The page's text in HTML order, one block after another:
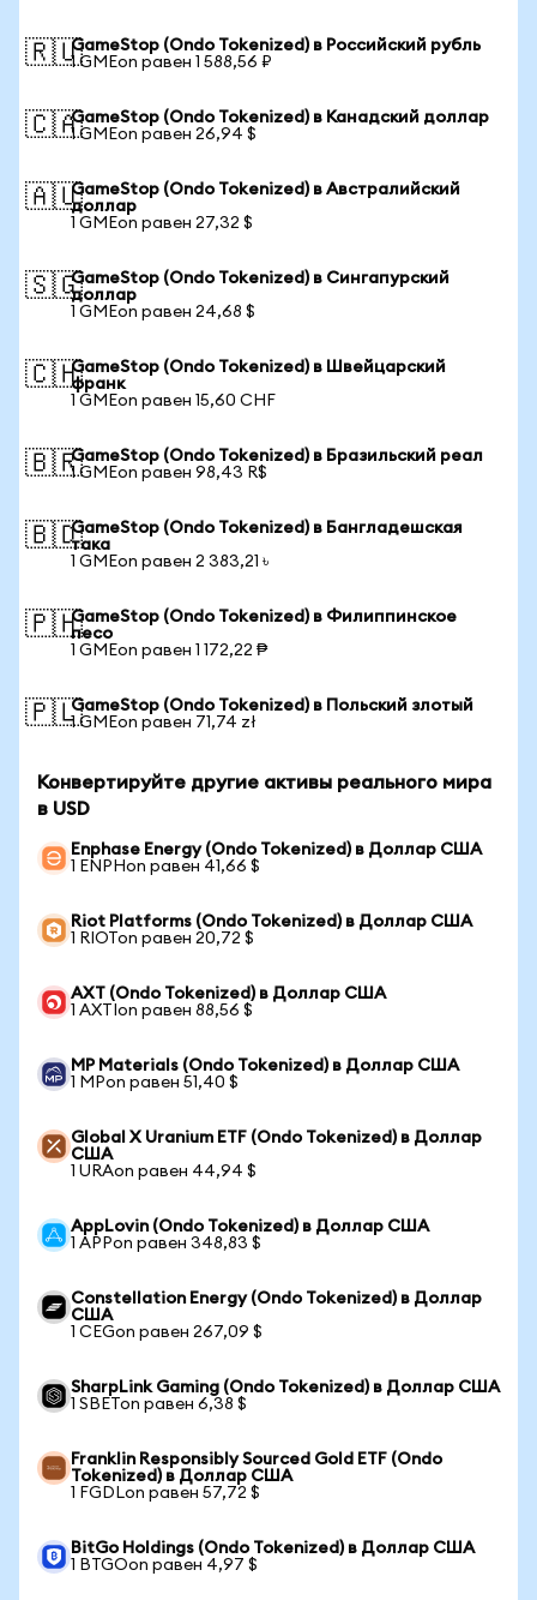
🇷🇺GameStop (Ondo Tokenized) в Российский рубль
1 GMEon равен 1 588,56 ₽
🇨🇦GameStop (Ondo Tokenized) в Канадский доллар
1 GMEon равен 26,94 $
🇦🇺GameStop (Ondo Tokenized) в Австралийский
доллар
1 GMEon равен 27,32 $
🇸🇬GameStop (Ondo Tokenized) в Сингапурский
доллар
1 GMEon равен 24,68 $
🇨🇭GameStop (Ondo Tokenized) в Швейцарский
франк
1 GMEon равен 15,60 CHF
🇧🇷GameStop (Ondo Tokenized) в Бразильский реал
1 GMEon равен 98,43 R$
🇧🇩GameStop (Ondo Tokenized) в Бангладешская
така
1 GMEon равен 2 383,21 ৳
🇵🇭GameStop (Ondo Tokenized) в Филиппинское
песо
1 GMEon равен 1 172,22 ₱
🇵🇱GameStop (Ondo Tokenized) в Польский злотый
1 GMEon равен 71,74 zł
Конвертируйте другие активы реального мира
в USD
Enphase Energy (Ondo Tokenized) в Доллар США
1 ENPHon равен 41,66 $
Riot Platforms (Ondo Tokenized) в Доллар США
1 RIOTon равен 20,72 $
AXT (Ondo Tokenized) в Доллар США
1 AXTIon равен 88,56 $
MP Materials (Ondo Tokenized) в Доллар США
1 MPon равен 51,40 $
Global X Uranium ETF (Ondo Tokenized) в Доллар
США
1 URAon равен 44,94 $
AppLovin (Ondo Tokenized) в Доллар США
1 APPon равен 348,83 $
Constellation Energy (Ondo Tokenized) в Доллар
США
1 CEGon равен 267,09 $
SharpLink Gaming (Ondo Tokenized) в Доллар США
1 SBETon равен 6,38 $
Franklin Responsibly Sourced Gold ETF (Ondo
Tokenized) в Доллар США
1 FGDLon равен 57,72 $
BitGo Holdings (Ondo Tokenized) в Доллар США
1 BTGOon равен 4,97 $